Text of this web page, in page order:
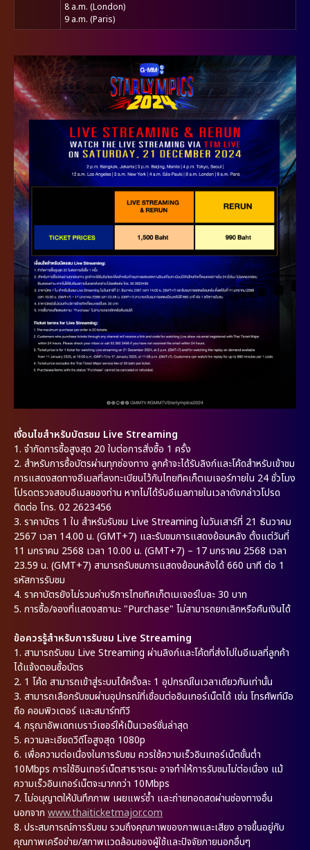
8 a.m. (London)
9 a.m. (Paris)
เงื่อนไขสำหรับบัตรชม Live Streaming
1. จำกัดการซื้อสูงสุด 20 ใบต่อการสั่งซื้อ 1 ครั้ง
2. สำหรับการซื้อบัตรผ่านทุกช่องทาง ลูกค้าจะได้รับลิงก์และโค้ดสำหรับเข้าชม
การแสดงสดทางอีเมลที่ลงทะเบียนไว้กับไทยทิคเก็ตเมเจอร์ภายใน 24 ชั่วโมง
โปรดตรวจสอบอีเมลของท่าน หากไม่ได้รับอีเมลภายในเวลาดังกล่าวโปรด
ติดต่อ โทร. 02 2623456
3. ราคาบัตร 1 ใบ สำหรับรับชม Live Streaming ในวันเสาร์ที่ 21 ธันวาคม
2567 เวลา 14.00 น. (GMT+7) และรับชมการแสดงย้อนหลัง ตั้งแต่วันที่
11 มกราคม 2568 เวลา 10.00 น. (GMT+7) – 17 มกราคม 2568 เวลา
23.59 น. (GMT+7) สามารถรับชมการแสดงย้อนหลังได้ 660 นาที ต่อ 1
รหัสการรับชม
4. ราคาบัตรยังไม่รวมค่าบริการไทยทิคเก็ตเมเจอร์ใบละ 30 บาท
5. การซื้อ/จองที่แสดงสถานะ "Purchase" ไม่สามารถยกเลิกหรือคืนเงินได้
ข้อควรรู้สำหรับการรับชม Live Streaming
1. สามารถรับชม Live Streaming ผ่านลิงก์และโค้ดที่ส่งไปในอีเมลที่ลูกค้า
ได้แจ้งตอนซื้อบัตร
2. 1 โค้ด สามารถเข้าสู่ระบบได้ครั้งละ 1 อุปกรณ์ในเวลาเดียวกันเท่านั้น
3. สามารถเลือกรับชมผ่านอุปกรณ์ที่เชื่อมต่ออินเทอร์เน็ตได้ เช่น โทรศัพท์มือ
ถือ คอมพิวเตอร์ และสมาร์ททีวี
4. กรุณาอัพเดทเบราว์เซอร์ให้เป็นเวอร์ชั่นล่าสุด
5. ความละเอียดวีดีโอสูงสุด 1080p
6. เพื่อความต่อเนื่องในการรับชม ควรใช้ความเร็วอินเทอร์เน็ตขั้นต่ำ
10Mbps การใช้อินเทอร์เน็ตสาธารณะ อาจทำให้การรับชมไม่ต่อเนื่อง แม้
ความเร็วอินเทอร์เน็ตจะมากกว่า 10Mbps
7. ไม่อนุญาตให้บันทึกภาพ เผยแพร่ซ้ำ และถ่ายทอดสดผ่านช่องทางอื่น
นอกจาก www.thaiticketmajor.com
8. ประสบการณ์การรับชม รวมถึงคุณภาพของภาพและเสียง อาจขึ้นอยู่กับ
คุณภาพเครือข่าย/สภาพแวดล้อมของผู้ใช้และปัจจัยภายนอกอื่นๆ